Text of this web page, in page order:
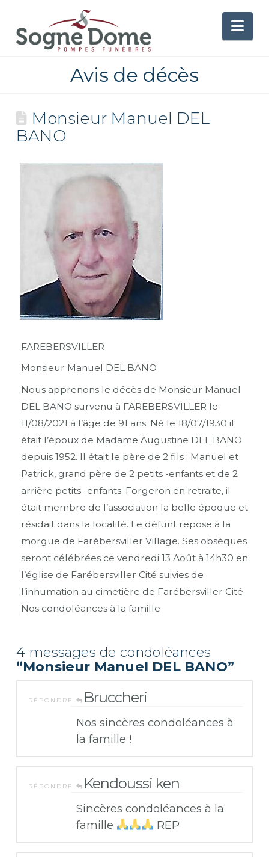
Avis de décès
Monsieur Manuel DEL
BANO
FAREBERSVILLER
Monsieur Manuel DEL BANO
Nous apprenons le décès de Monsieur Manuel
DEL BANO survenu à FAREBERSVILLER le
11/08/2021 à l’âge de 91 ans. Né le 18/07/1930 il
était l’époux de Madame Augustine DEL BANO
depuis 1952. Il était le père de 2 fils : Manuel et
Patrick, grand père de 2 petits -enfants et de 2
arrière petits -enfants. Forgeron en retraite, il
était membre de l’association la belle époque et
résidait dans la localité. Le défunt repose à la
morgue de Farébersviller Village. Ses obsèques
seront célébrées ce vendredi 13 Août à 14h30 en
l’église de Farébersviller Cité suivies de
l’inhumation au cimetière de Farébersviller Cité.
Nos condoléances à la famille
4 messages de condoléances
“Monsieur Manuel DEL BANO”
RÉPONDRE Bruccheri
Nos sincères condoléances à
la famille !
RÉPONDRE Kendoussi ken
Sincères condoléances à la
famille
REP